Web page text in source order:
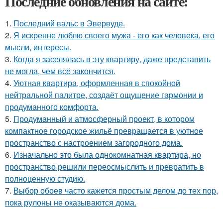
1. Последний вальс в Эвервуде.
2. Я искренне люблю своего мужа - его как человека, его
мысли, интересы.
3. Когда я заселялась в эту квартиру, даже представить
не могла, чем всё закончится.
4. Уютная квартира, оформленная в спокойной
нейтральной палитре, создаёт ощущение гармонии и
продуманного комфорта.
5. Продуманный и атмосферный проект, в котором
компактное городское жильё превращается в уютное
пространство с настроением загородного дома.
6. Изначально это была однокомнатная квартира, но
пространство решили переосмыслить и превратить в
полноценную студию.
7. Выбор обоев часто кажется простым делом до тех пор,
пока рулоны не оказываются дома.